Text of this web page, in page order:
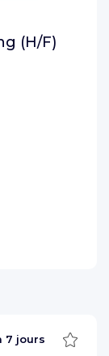
(H/F)
7 jours